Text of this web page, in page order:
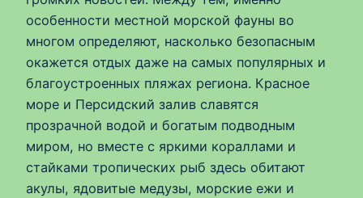
особенности местной морской фауны во
многом определяют, насколько безопасным
окажется отдых даже на самых популярных и
благоустроенных пляжах региона. Красное
море и Персидский залив славятся
прозрачной водой и богатым подводным
миром, но вместе с яркими кораллами и
стайками тропических рыб здесь обитают
акулы, ядовитые медузы, морские ежи и